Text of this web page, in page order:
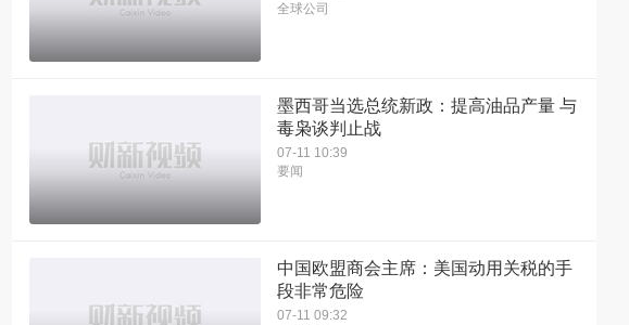
全球公司
墨西哥当选总统新政：提高油品产量 与
毒枭谈判止战
07-11 10:39
要闻
中国欧盟商会主席：美国动用关税的手
段非常危险
07-11 09:32